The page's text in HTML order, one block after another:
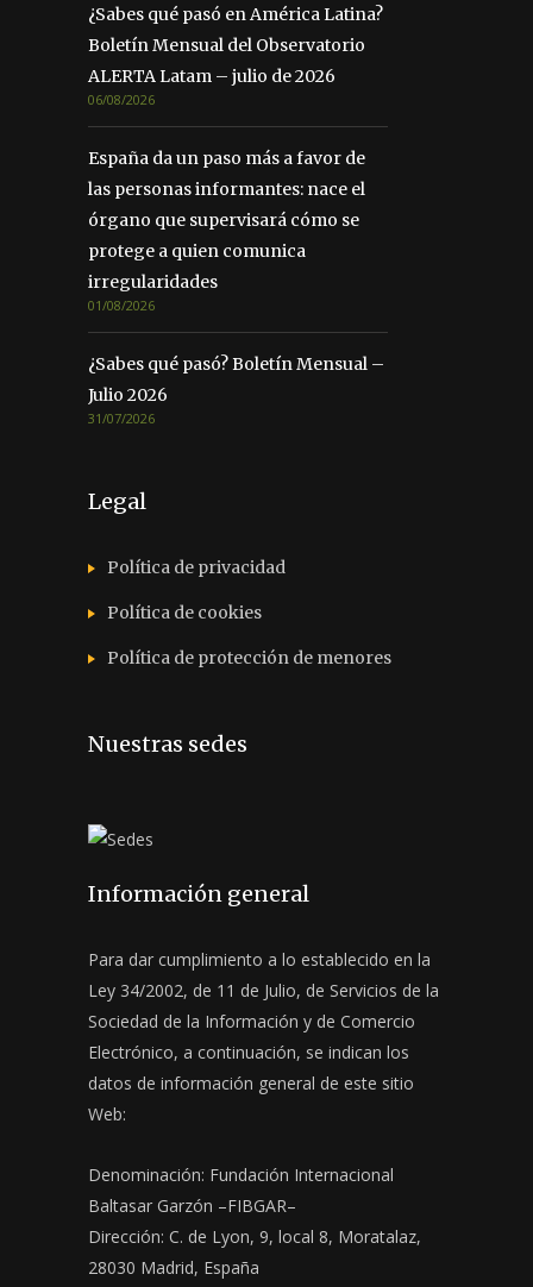
¿Sabes qué pasó en América Latina?
Boletín Mensual del Observatorio
ALERTA Latam – julio de 2026
06/08/2026
España da un paso más a favor de
las personas informantes: nace el
órgano que supervisará cómo se
protege a quien comunica
irregularidades
01/08/2026
¿Sabes qué pasó? Boletín Mensual –
Julio 2026
31/07/2026
Legal
Política de privacidad
Política de cookies
Política de protección de menores
Nuestras sedes
Información general
Para dar cumplimiento a lo establecido en la
Ley 34/2002, de 11 de Julio, de Servicios de la
Sociedad de la Información y de Comercio
Electrónico, a continuación, se indican los
datos de información general de este sitio
Web:
Denominación: Fundación Internacional
Baltasar Garzón –FIBGAR–
Dirección: C. de Lyon, 9, local 8, Moratalaz,
28030 Madrid, España